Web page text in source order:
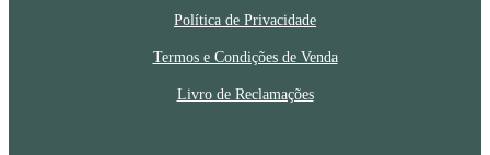
Política de Privacidade
Termos e Condições de Venda
Livro de Reclamações